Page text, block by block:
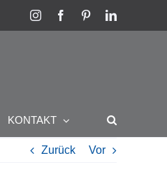
InstagramFacebookPinterestLinkedIn
KONTAKT
Zurück Vor